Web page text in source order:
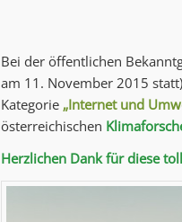
Bei der öffentlichen
am 11. November 2015
Kategorie „Internet und
österreichischen
Herzlichen Dank für diese